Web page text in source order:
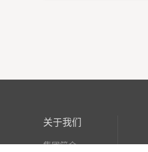
关于我们
集团简介